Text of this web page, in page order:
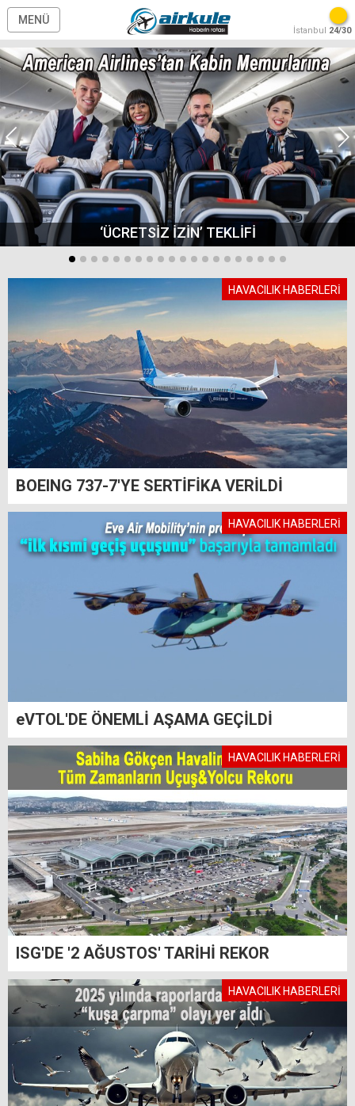
MENÜ
İstanbul 24/30
‘ÜCRETSİZ İZİN’ TEKLİFİ
HAVACILIK HABERLERİ
BOEING 737-7'YE SERTİFİKA VERİLDİ
HAVACILIK HABERLERİ
eVTOL'DE ÖNEMLİ AŞAMA GEÇİLDİ
HAVACILIK HABERLERİ
ISG'DE '2 AĞUSTOS' TARİHİ REKOR
HAVACILIK HABERLERİ